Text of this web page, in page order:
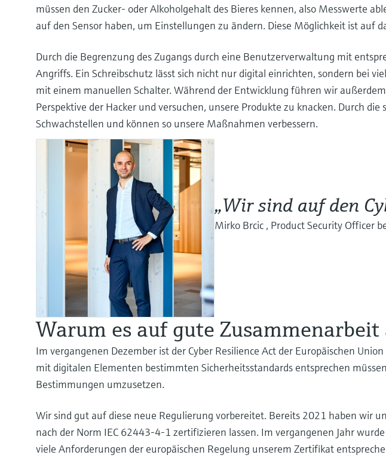
müssen den Zucker- oder Alkoholgehalt des Bieres kennen, also Messwerte
auf den Sensor haben, um Einstellungen zu ändern. Diese Möglichkeit ist auf
Durch die Begrenzung des Zugangs durch eine Benutzerverwaltung mit
Angriffs. Ein Schreibschutz lässt sich nicht nur digital einrichten, sondern bei
mit einem manuellen Schalter. Während der Entwicklung führen wir
Perspektive der Hacker und versuchen, unsere Produkte zu knacken. Durch
Schwachstellen und können so unsere Maßnahmen verbessern.
„Wir sind auf den
Mirko Brcic , Product Security Officer
Warum es auf gute
Im vergangenen Dezember ist der Cyber Resilience Act der Europäischen
mit digitalen Elementen bestimmten Sicherheitsstandards entsprechen
Bestimmungen umzusetzen.
Wir sind gut auf diese neue Regulierung vorbereitet. Bereits 2021 haben wir
nach der Norm IEC 62443-4-1 zertifizieren lassen. Im vergangenen Jahr
viele Anforderungen der europäischen Regelung unserem Zertifikat